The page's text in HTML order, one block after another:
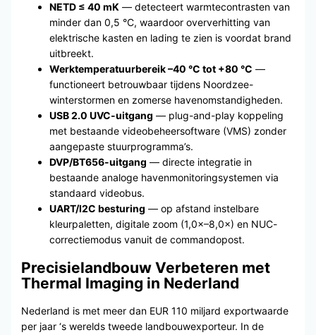
NETD ≤ 40 mK — detecteert warmtecontrasten van
minder dan 0,5 °C, waardoor oververhitting van
elektrische kasten en lading te zien is voordat brand
uitbreekt.
Werktemperatuurbereik –40 °C tot +80 °C —
functioneert betrouwbaar tijdens Noordzee-
winterstormen en zomerse havenomstandigheden.
USB 2.0 UVC-uitgang — plug-and-play koppeling
met bestaande videobeheersoftware (VMS) zonder
aangepaste stuurprogramma’s.
DVP/BT656-uitgang — directe integratie in
bestaande analoge havenmonitoringsystemen via
standaard videobus.
UART/I2C besturing — op afstand instelbare
kleurpaletten, digitale zoom (1,0×–8,0×) en NUC-
correctiemodus vanuit de commandopost.
Precisielandbouw Verbeteren met
Thermal Imaging in Nederland
Nederland is met meer dan EUR 110 miljard exportwaarde
per jaar ‘s werelds tweede landbouwexporteur. In de